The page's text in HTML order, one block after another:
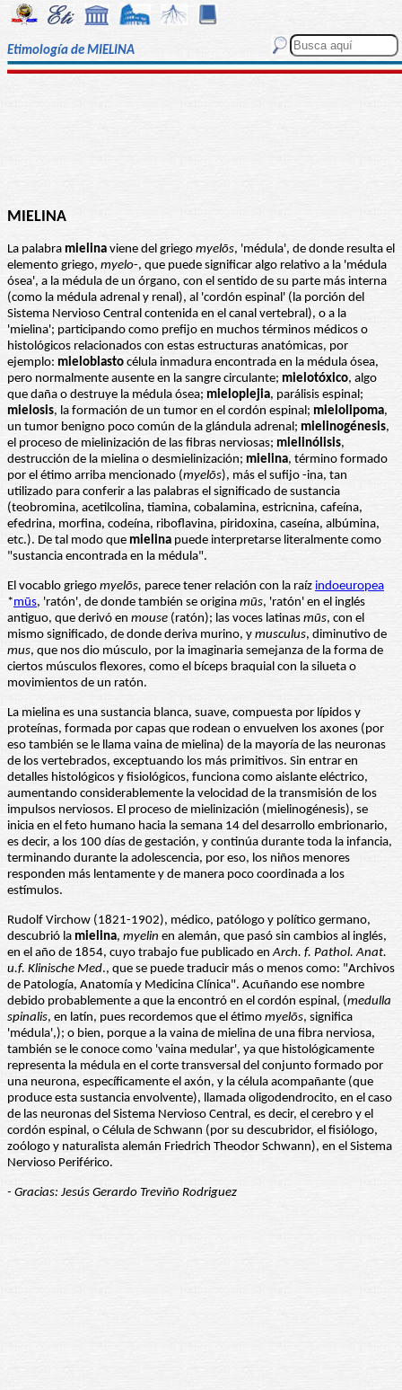
Etimología de MIELINA
MIELINA
La palabra mielina viene del griego myelōs, 'médula', de donde resulta el
elemento griego, myelo-, que puede significar algo relativo a la 'médula
ósea', a la médula de un órgano, con el sentido de su parte más interna
(como la médula adrenal y renal), al 'cordón espinal' (la porción del
Sistema Nervioso Central contenida en el canal vertebral), o a la
'mielina'; participando como prefijo en muchos términos médicos o
histológicos relacionados con estas estructuras anatómicas, por
ejemplo: mieloblasto célula inmadura encontrada en la médula ósea,
pero normalmente ausente en la sangre circulante; mielotóxico, algo
que daña o destruye la médula ósea; mieloplejia, parálisis espinal;
mielosis, la formación de un tumor en el cordón espinal; mielolipoma,
un tumor benigno poco común de la glándula adrenal; mielinogénesis,
el proceso de mielinización de las fibras nerviosas; mielinólisis,
destrucción de la mielina o desmielinización; mielina, término formado
por el étimo arriba mencionado (myelōs), más el sufijo -ina, tan
utilizado para conferir a las palabras el significado de sustancia
(teobromina, acetilcolina, tiamina, cobalamina, estricnina, cafeína,
efedrina, morfina, codeína, riboflavina, piridoxina, caseína, albúmina,
etc.). De tal modo que mielina puede interpretarse literalmente como
"sustancia encontrada en la médula".
El vocablo griego myelōs, parece tener relación con la raíz indoeuropea
*mūs, 'ratón', de donde también se origina mūs, 'ratón' en el inglés
antiguo, que derivó en mouse (ratón); las voces latinas mūs, con el
mismo significado, de donde deriva murino, y musculus, diminutivo de
mus, que nos dio músculo, por la imaginaria semejanza de la forma de
ciertos músculos flexores, como el bíceps braquial con la silueta o
movimientos de un ratón.
La mielina es una sustancia blanca, suave, compuesta por lípidos y
proteínas, formada por capas que rodean o envuelven los axones (por
eso también se le llama vaina de mielina) de la mayoría de las neuronas
de los vertebrados, exceptuando los más primitivos. Sin entrar en
detalles histológicos y fisiológicos, funciona como aislante eléctrico,
aumentando considerablemente la velocidad de la transmisión de los
impulsos nerviosos. El proceso de mielinización (mielinogénesis), se
inicia en el feto humano hacia la semana 14 del desarrollo embrionario,
es decir, a los 100 días de gestación, y continúa durante toda la infancia,
terminando durante la adolescencia, por eso, los niños menores
responden más lentamente y de manera poco coordinada a los
estímulos.
Rudolf Virchow (1821-1902), médico, patólogo y político germano,
descubrió la mielina, myelin en alemán, que pasó sin cambios al inglés,
en el año de 1854, cuyo trabajo fue publicado enArch. f. Pathol. Anat.
u.f. Klinische Med., que se puede traducir más o menos como: "Archivos
de Patología, Anatomía y Medicina Clínica". Acuñando ese nombre
debido probablemente a que la encontró en el cordón espinal, (medulla
spinalis, en latín, pues recordemos que el étimo myelōs, significa
'médula',); o bien, porque a la vaina de mielina de una fibra nerviosa,
también se le conoce como 'vaina medular', ya que histológicamente
representa la médula en el corte transversal del conjunto formado por
una neurona, específicamente el axón, y la célula acompañante (que
produce esta sustancia envolvente), llamada oligodendrocito, en el caso
de las neuronas del Sistema Nervioso Central, es decir, el cerebro y el
cordón espinal, o Célula de Schwann (por su descubridor, el fisiólogo,
zoólogo y naturalista alemán Friedrich Theodor Schwann), en el Sistema
Nervioso Periférico.
- Gracias: Jesús Gerardo Treviño Rodriguez